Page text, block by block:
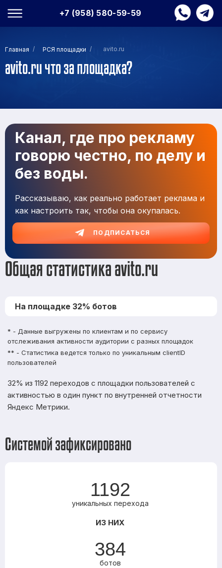
+7 (958) 580-59-59
Главная / РСЯ площадки / avito.ru
avito.ru что за площадка?
Канал, где про рекламу
говорю честно, по делу и
без воды.
Рассказываю, как реально работает реклама и
как настроить так, чтобы она окупалась.
ПОДПИСАТЬСЯ
Общая статистика avito.ru
На площадке 32% ботов
* - Данные выгружены по клиентам и по сервису
отслеживания активности аудитории с разных площадок
** - Статистика ведется только по уникальным clientID
пользователей
32% из 1192 переходов с площадки пользователей с
активностью в один пункт по внутренней отчетности
Яндекс Метрики.
Системой зафиксировано
1192
уникальных перехода
ИЗ НИХ
384
ботов